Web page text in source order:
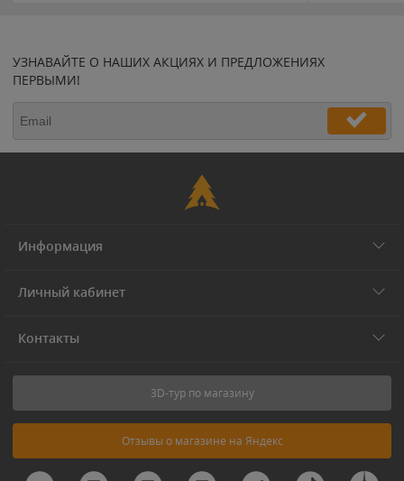
УЗНАВАЙТЕ О НАШИХ АКЦИЯХ И ПРЕДЛОЖЕНИЯХ
ПЕРВЫМИ!
Информация
Личный кабинет
Контакты
3D-тур по магазину
Отзывы о магазине на Яндекс